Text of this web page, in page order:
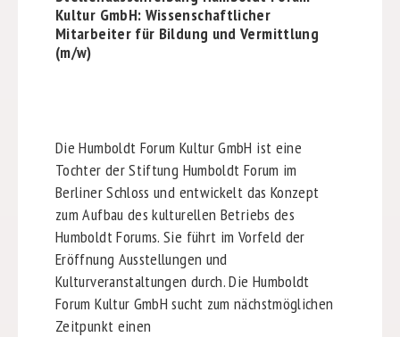
Kultur GmbH: Wissenschaftlicher
Mitarbeiter für Bildung und Vermittlung
(m/w)
Die Humboldt Forum Kultur GmbH ist eine
Tochter der Stiftung Humboldt Forum im
Berliner Schloss und entwickelt das Konzept
zum Aufbau des kulturellen Betriebs des
Humboldt Forums. Sie führt im Vorfeld der
Eröffnung Ausstellungen und
Kulturveranstaltungen durch. Die Humboldt
Forum Kultur GmbH sucht zum nächstmöglichen
Zeitpunkt einen